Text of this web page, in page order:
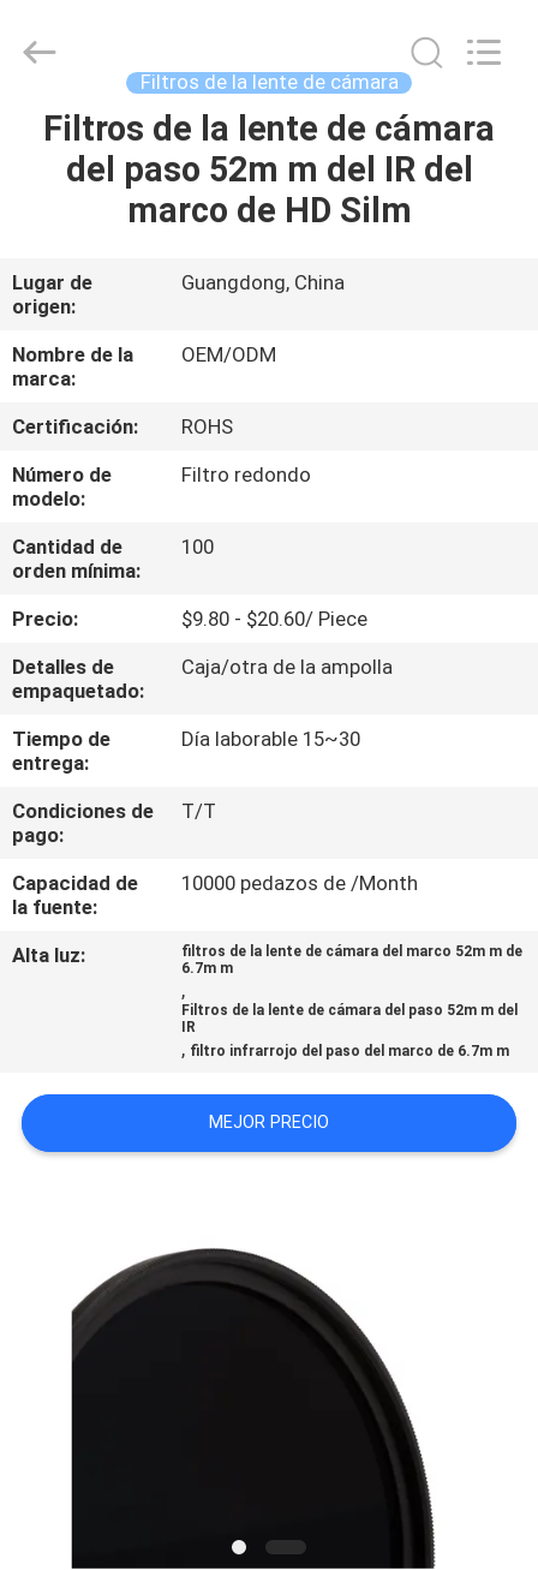
HOGAR
PRODUCTOS
SOBRE
NOSOTROS
VIAJE
DE
LA
DE
CALIDAD
ÉNTRENOS
EN
CONTACTO
CON
PIDA
MAPA
DEL
PRIVACY
POLICY
Shadow
Technology
Reserved.
Filtros de la lente de cámara
Filtros de la lente de cámara
del paso 52m m del IR del
marco de HD Silm
Lugar de
origen:
Guangdong, China
Nombre de la
marca:
OEM/ODM
Certificación:
ROHS
Número de
modelo:
Filtro redondo
Cantidad de
orden mínima:
100
Precio:
$9.80 - $20.60/ Piece
Detalles de
empaquetado:
Caja/otra de la ampolla
Tiempo de
entrega:
Día laborable 15~30
Condiciones de
pago:
T/T
Capacidad de
la fuente:
10000 pedazos de /Month
Alta luz:
filtros de la lente de cámara del marco 52m m de
6.7m m
,
Filtros de la lente de cámara del paso 52m m del
IR
, filtro infrarrojo del paso del marco de 6.7m m
MEJOR PRECIO